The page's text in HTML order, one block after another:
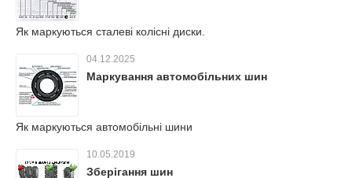
Як маркуються сталеві колісні диски.
04.12.2025
Маркування автомобільних шин
Як маркуються автомобільні шини
10.05.2019
Зберігання шин